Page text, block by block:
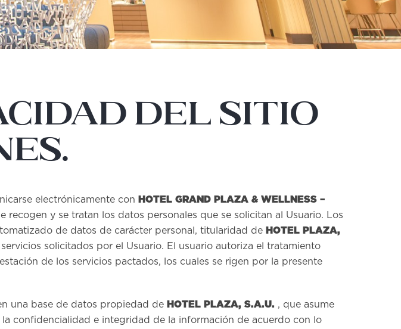
DEL SITIO
electrónicamente con HOTEL GRAND PLAZA & WELLNESS –
recogen y se tratan los datos personales que se solicitan al Usuario. Los
de datos de carácter personal, titularidad de HOTEL PLAZA,
solicitados por el Usuario. El usuario autoriza el tratamiento
de los servicios pactados, los cuales se rigen por la presente
una base de datos propiedad de HOTEL PLAZA, S.A.U. , que asume
confidencialidad e integridad de la información de acuerdo con lo